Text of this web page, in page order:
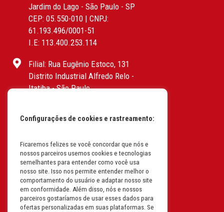
Jardim do Lago - São Paulo - SP
CEP: 05.550-010 | CNPJ:
61.193.496/0001-51
I.E: 113.400.253.114
Filial: Rua Eugênio Estoco, 131
Distrito Industrial Alfredo Relo -
Itatiba - São Paulo
I.E: 382.096.357.1147
Filial: Av. Odila Chaves Rodrigues,
1277
Parque industrial RM - Condomínio
Therapark - Jundiaí - São Paulo
CEP: 13.213-087 | CNPJ:
61.193.496/0018-08
Configurações de cookies e rastreamento:
Ficaremos felizes se você concordar que nós e
nossos parceiros usemos cookies e tecnologias
semelhantes para entender como você usa
nosso site. Isso nos permite entender melhor o
comportamento do usuário e adaptar nosso site
em conformidade. Além disso, nós e nossos
parceiros gostaríamos de usar esses dados para
ofertas personalizadas em suas plataformas. Se